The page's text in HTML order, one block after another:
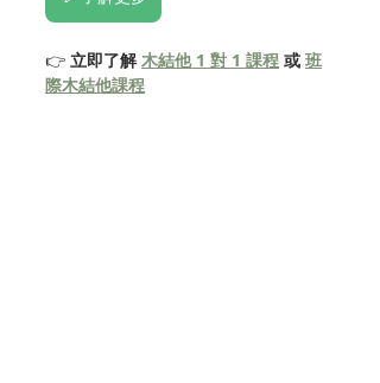
👉 立即了解 木結他 1 對 1 課程 或 班
際木結他課程